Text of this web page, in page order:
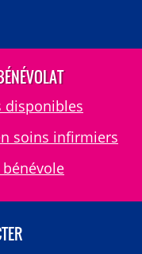
disponibles
soins infirmiers